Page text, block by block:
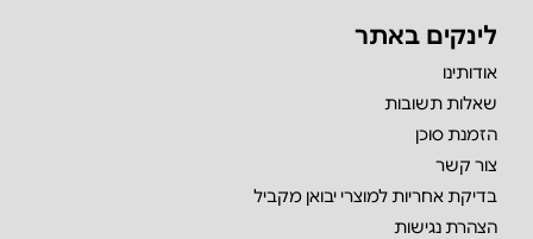
לינקים באתר
אודותינו
שאלות תשובות
הזמנת סוכן
צור קשר
בדיקת אחריות למוצרי יבואן מקביל
הצהרת נגישות